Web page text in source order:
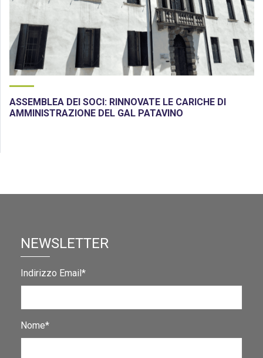
ASSEMBLEA DEI SOCI: RINNOVATE LE CARICHE DI
AMMINISTRAZIONE DEL GAL PATAVINO
NEWSLETTER
Indirizzo Email*
Nome*